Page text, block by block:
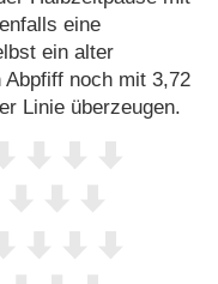
eine
ein alter
Abpfiff noch mit 3,72
Linie überzeugen.